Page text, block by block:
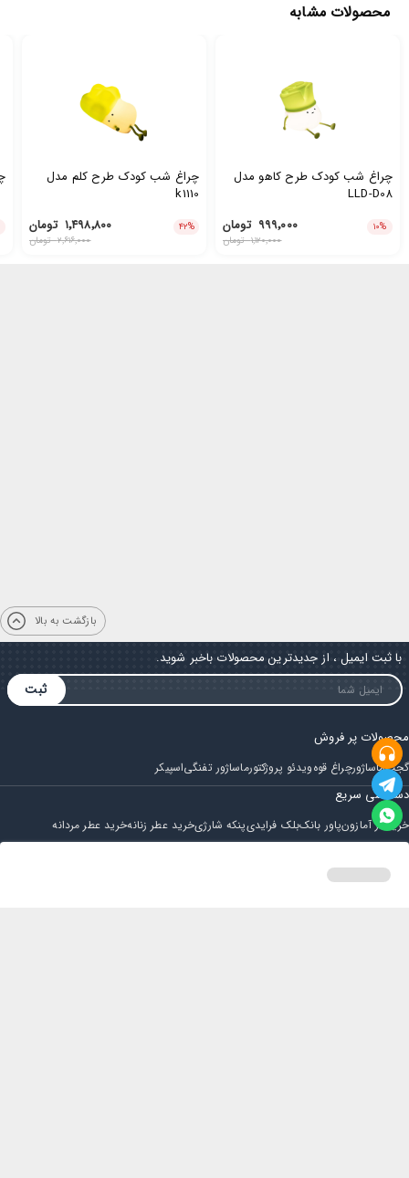
محصولات مشابه
چراغ شب کودک طرح کاهو مدل
LLD-D08
۱۰% ۹۹۹٬۰۰۰ تومان
۱٬۱۲۰٬۰۰۰تومان
چراغ شب کودک طرح کلم مدل
k1110
۴۲% ۱٬۴۹۸٬۸۰۰ تومان
۲٬۶۱۶٬۰۰۰تومان
بازگشت به بالا
با ثبت ایمیل ، از جدیدترین محصولات باخبر شوید.
ثبت
محصولات پر فروش
گجتماساژورچراغ قوهویدئو پروژکتورماساژور تفنگیاسپیکر
دسترسی سریع
خرید از آمازونپاور بانکبلک فرایدیپنکه شارژیخرید عطر زنانهخرید عطر مردانه
مجله ایران باباحساب کاربری